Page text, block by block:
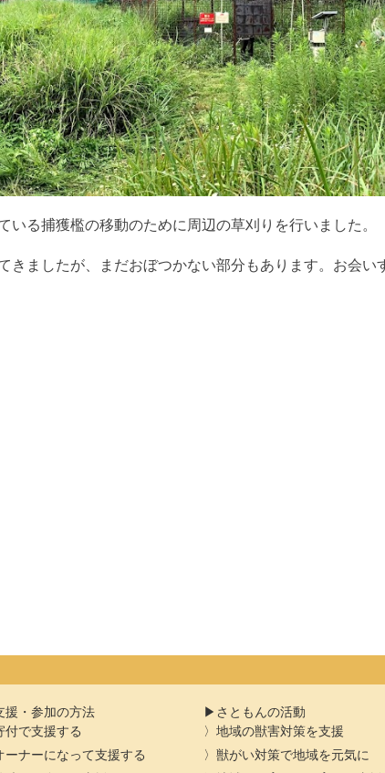
いる捕獲檻の移動のために周辺の草刈りを行いました。
きましたが、 まだおぼつかない部分もあります。 お会い
援・参加の方法
付で支援する
ーナーになって支援する
さともんの活動
地域の獣害対策を支援
獣がい対策で地域を元気に